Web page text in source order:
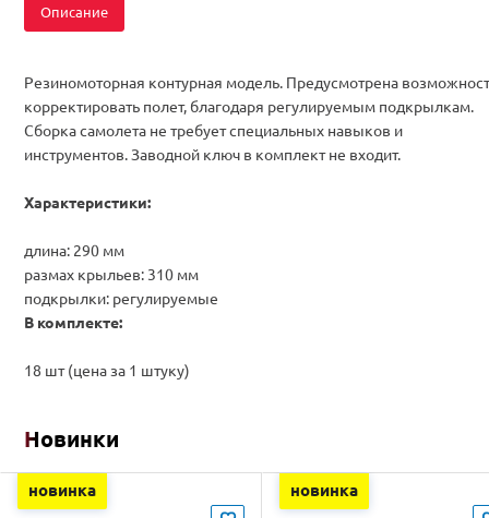
Описание
Резиномоторная контурная модель. Предусмотрена
корректировать полет, благодаря регулируемым подкрылкам.
Сборка самолета не требует специальных навыков и
инструментов. Заводной ключ в комплект не входит.
Характеристики:
длина: 290 мм
размах крыльев: 310 мм
подкрылки: регулируемые
В комплекте:
18 шт (цена за 1 штуку)
Новинки
новинка новинка